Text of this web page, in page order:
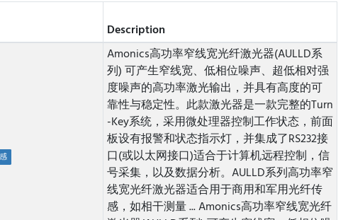
Description
Amonics高功率窄线宽光纤激光器(AULLD系
列) 可产生窄线宽、低相位噪声、超低相对强
度噪声的高功率激光输出，并具有高度的可
靠性与稳定性。此款激光器是一款完整的Turn
-Key系统，采用微处理器控制工作状态，前面
板设有报警和状态指示灯，并集成了RS232接
口(或以太网接口)适合于计算机远程控制，信
号采集，以及数据分析。AULLD系列高功率窄
线宽光纤激光器适合用于商用和军用光纤传
感，如相干测量 ...Amonics高功率窄线宽光纤